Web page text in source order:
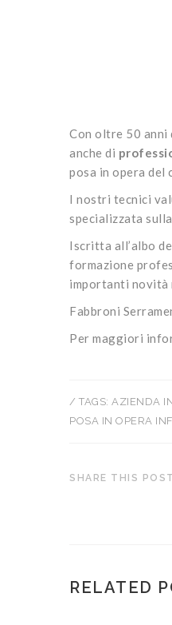
Con oltre 50 anni
anche di
posa in opera del
I nostri tecnici
specializzata
Iscritta all’albo
formazione
importanti novità
Fabbroni
Per maggiori
/ TAGS: AZIENDA
POSA IN OPERA
SHARE THIS POST
RELATED